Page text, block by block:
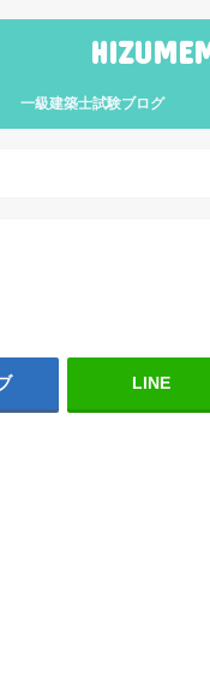
一級建築士試験ブログ
LINE